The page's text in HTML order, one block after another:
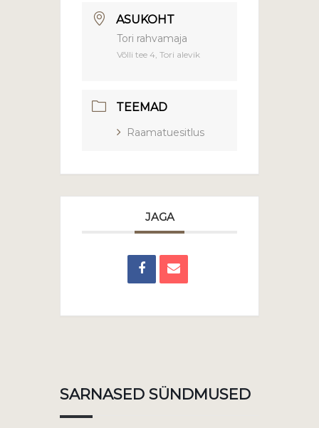
ASUKOHT
Tori rahvamaja
Võlli tee 4, Tori alevik
TEEMAD
Raamatuesitlus
JAGA
SARNASED SÜNDMUSED